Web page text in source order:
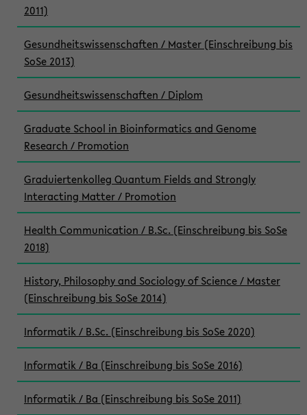
2011)
Gesundheitswissenschaften / Master (Einschreibung bis
SoSe 2013)
Gesundheitswissenschaften / Diplom
Graduate School in Bioinformatics and Genome
Research / Promotion
Graduiertenkolleg Quantum Fields and Strongly
Interacting Matter / Promotion
Health Communication / B.Sc. (Einschreibung bis SoSe
2018)
History, Philosophy and Sociology of Science / Master
(Einschreibung bis SoSe 2014)
Informatik / B.Sc. (Einschreibung bis SoSe 2020)
Informatik / Ba (Einschreibung bis SoSe 2016)
Informatik / Ba (Einschreibung bis SoSe 2011)